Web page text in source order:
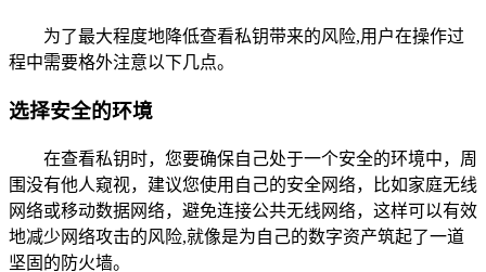
为了最大程度地降低查看私钥带来的风险,用户在操作过
程中需要格外注意以下几点。
选择安全的环境
在查看私钥时，您要确保自己处于一个安全的环境中，周
围没有他人窥视，建议您使用自己的安全网络，比如家庭无线
网络或移动数据网络，避免连接公共无线网络，这样可以有效
地减少网络攻击的风险,就像是为自己的数字资产筑起了一道
坚固的防火墙。